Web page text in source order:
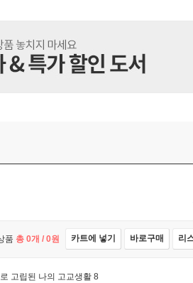
품 총 0개 / 0원 카트에 넣기 바로구매 리
고립된 나의 고교생활 8